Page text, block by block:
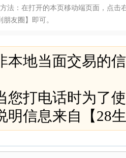
法：在打开的本页移动端页面，点击
朋友圈】即可。
本地当面交易的
您打电话时为了
明信息来自【28